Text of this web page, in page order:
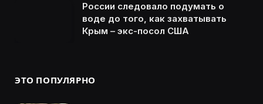
России следовало подумать о
воде до того, как захватывать
Крым – экс-посол США
ЭТО ПОПУЛЯРНО